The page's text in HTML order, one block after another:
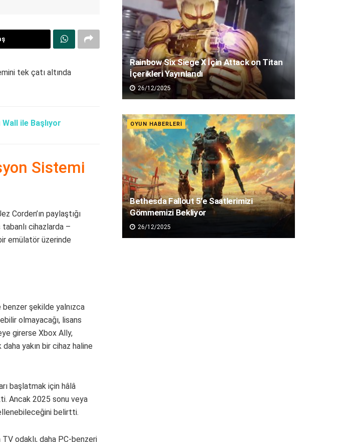
tek çatı altında
ile Başlıyor
Sistemi
Corden’ın paylaştığı
cihazlarda –
emülatör üzerinde
benzer şekilde yalnızca
olmayacağı, lisans
girerse Xbox Ally,
yakın bir cihaz haline
başlatmak için hâlâ
Ancak 2025 sonu veya
belirtti.
odaklı, daha PC-benzeri
Rainbow Six Siege X İçin Attack on Titan
İçerikleri Yayınlandı
26/12/2025
OYUN HABERLERI
Bethesda Fallout 5’e Saatlerimizi
Gömmemizi Bekliyor
26/12/2025